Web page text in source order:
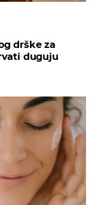
drške za
duguju